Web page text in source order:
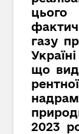
газу
що
2023